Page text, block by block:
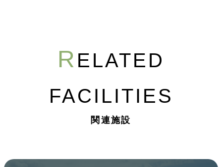
R ELATED
FACILITIES
関連施設